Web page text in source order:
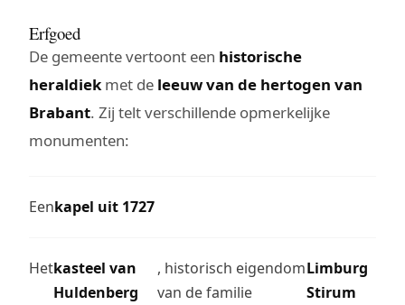
Erfgoed
De gemeente vertoont een historische
heraldiekmet de leeuw van de hertogen van
Brabant. Zij telt verschillende opmerkelijke
monumenten:
Eenkapel uit 1727
Hetkasteel van
Huldenberg
, historisch eigendom
van de familie
Limburg
Stirum